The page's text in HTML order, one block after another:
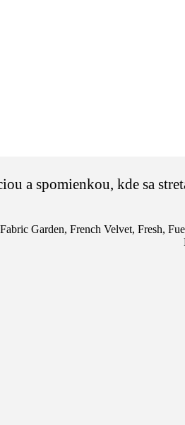
a spomienkou, kde sa
Fabric Garden, French Velvet, Fresh,